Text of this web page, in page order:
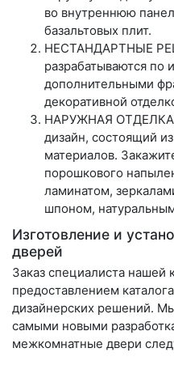
во внутреннюю
базальтовых плит.
НЕСТАНДАРТНЫЕ
разрабатываются по
дополнительными
декоративной
НАРУЖНАЯ ОТДЕЛКА
дизайн, состоящий
материалов.
порошкового
ламинатом,
шпоном,
Изготовление и
дверей
Заказ специалиста нашей
предоставлением
дизайнерских решений.
самыми новыми
межкомнатные двери